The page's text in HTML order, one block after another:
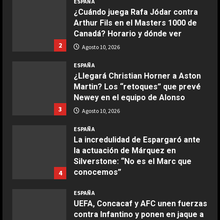
2
¿Cuándo juega Rafa Jódar contra
Arthur Fils en el Masters 1000 de
Canadá? Horario y dónde ver
Agosto 10, 2026
3
ESPAÑA
¿Llegará Christian Horner a Aston
Martin? Los “retoques” que prevé
Newey en el equipo de Alonso
Agosto 10, 2026
4
ESPAÑA
La incredulidad de Espargaró ante
la actuación de Márquez en
Silverstone: “No es el Marc que
conocemos”
ESPAÑA
UEFA, Concacaf y AFC unen fuerzas
contra Infantino y ponen en jaque a
Ensalada de espinacas deliciosa
Maggio 28, 2026
COCINA
Boquerones fritos en freidora de
aire
Aprile 24, 2026
Buñuelos de alcachofas
Ternera guisada con senderuelas
Marzo 20, 2026